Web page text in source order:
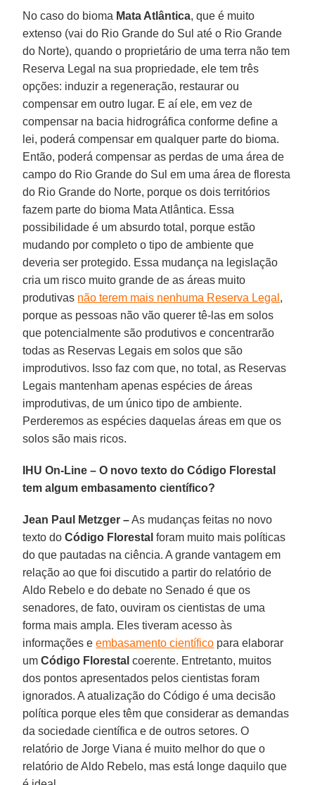
No caso do bioma Mata Atlântica, que é muito
extenso (vai do Rio Grande do Sul até o Rio Grande
do Norte), quando o proprietário de uma terra não tem
Reserva Legal na sua propriedade, ele tem três
opções: induzir a regeneração, restaurar ou
compensar em outro lugar. E aí ele, em vez de
compensar na bacia hidrográfica conforme define a
lei, poderá compensar em qualquer parte do bioma.
Então, poderá compensar as perdas de uma área de
campo do Rio Grande do Sul em uma área de floresta
do Rio Grande do Norte, porque os dois territórios
fazem parte do bioma Mata Atlântica. Essa
possibilidade é um absurdo total, porque estão
mudando por completo o tipo de ambiente que
deveria ser protegido. Essa mudança na legislação
cria um risco muito grande de as áreas muito
produtivas não terem mais nenhuma Reserva Legal ,
porque as pessoas não vão querer tê-las em solos
que potencialmente são produtivos e concentrarão
todas as Reservas Legais em solos que são
improdutivos. Isso faz com que, no total, as Reservas
Legais mantenham apenas espécies de áreas
improdutivas, de um único tipo de ambiente.
Perderemos as espécies daquelas áreas em que os
solos são mais ricos.
IHU On-Line – O novo texto do Código Florestal
tem algum embasamento científico?
Jean Paul Metzger –As mudanças feitas no novo
texto doCódigo Florestal foram muito mais políticas
do que pautadas na ciência. A grande vantagem em
relação ao que foi discutido a partir do relatório de
Aldo Rebelo e do debate no Senado é que os
senadores, de fato, ouviram os cientistas de uma
forma mais ampla. Eles tiveram acesso às
informações eembasamento científico para elaborar
umCódigo Florestal coerente. Entretanto, muitos
dos pontos apresentados pelos cientistas foram
ignorados. A atualização do Código é uma decisão
política porque eles têm que considerar as demandas
da sociedade científica e de outros setores. O
relatório de Jorge Viana é muito melhor do que o
relatório de Aldo Rebelo, mas está longe daquilo que